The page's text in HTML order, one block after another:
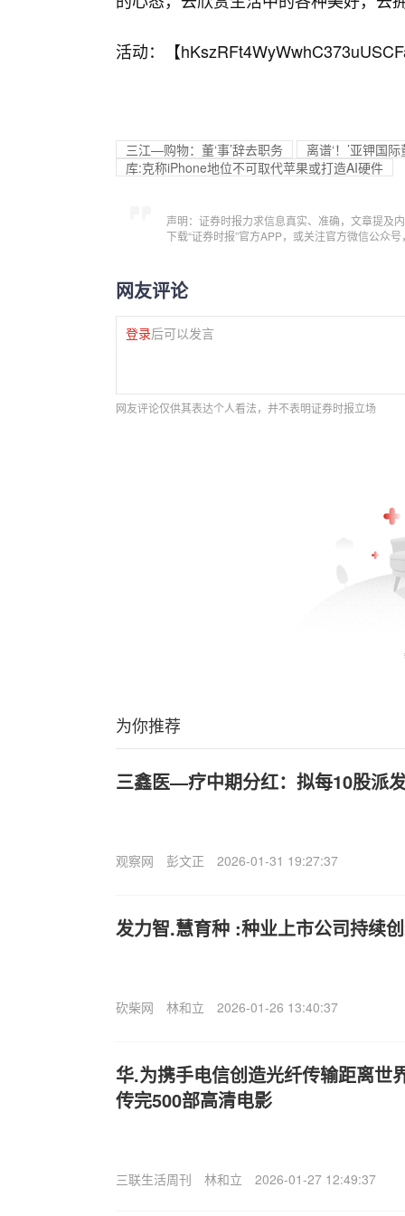
活动：【
三江—购物：董‘事’辞去职务
离谱‘！’亚钾国
库:克称iPhone地位不可取代苹果或打造AI硬件
声明：证券时报力求信息真实、准确，文章提及
下载“证券时报”官方APP，或关注官方微信公众
网友评论
登录后可以发言
网友评论仅供其表达个人看法，并不表明证券时报立场
为你推荐
三鑫医—疗中期分红：拟每10股派
观察网 彭文正 2026-01-31 19:27:37
发力智.慧育种 :种业上市公司持续
砍柴网 林和立 2026-01-26 13:40:37
华.为携手电信创造光纤传输距离世
传完500部高清电影
三联生活周刊 林和立 2026-01-27 12:49:37